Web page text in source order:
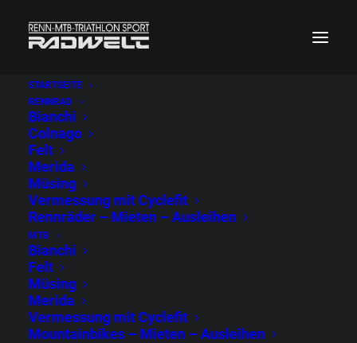
STARTSEITE
RENNRAD
Bianchi
Colnago
Felt
Merida
Müsing
Vermessung mit Cyclefit
Rennräder – Mieten – Ausleihen
MTB
Bianchi
Felt
Müsing
Merida
Vermessung mit Cyclefit
Mountainbikes – Mieten – Ausleihen
Sonderangebote
Hier findet ihr tolle Sonderangebote
KONTAKT
Radwelt Sven Bemmann
Windorfer Straße 52
04229 Leipzig